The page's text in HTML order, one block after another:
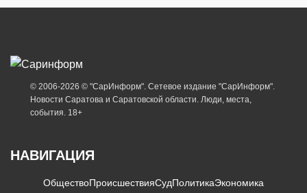
© 2006-2026 © "СарИнформ". Сетевое издание "СарИнформ".
Новости Саратова и Саратовской области. Люди, места,
события. 18+
НАВИГАЦИЯ
ОбществоПроисшествияСудПолитикаЭкономика